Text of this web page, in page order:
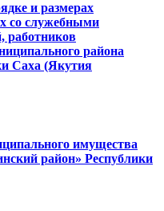
и размерах
со служебными
работников
района
Саха (Якутия
имущества
район» Республики